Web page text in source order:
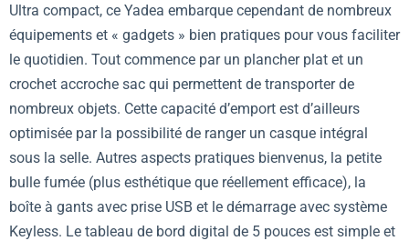
Ultra compact, ce Yadea embarque cependant de nombreux
équipements et « gadgets » bien pratiques pour vous faciliter
le quotidien. Tout commence par un plancher plat et un
crochet accroche sac qui permettent de transporter de
nombreux objets. Cette capacité d’emport est d’ailleurs
optimisée par la possibilité de ranger un casque intégral
sous la selle. Autres aspects pratiques bienvenus, la petite
bulle fumée (plus esthétique que réellement efficace), la
boîte à gants avec prise USB et le démarrage avec système
Keyless. Le tableau de bord digital de 5 pouces est simple et